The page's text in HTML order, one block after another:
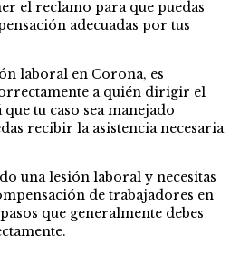
el reclamo para que puedas
adecuadas por tus
laboral en Corona, es
a quién dirigir el
tu caso sea manejado
recibir la asistencia necesaria
una lesión laboral y necesitas
de trabajadores en
que generalmente debes